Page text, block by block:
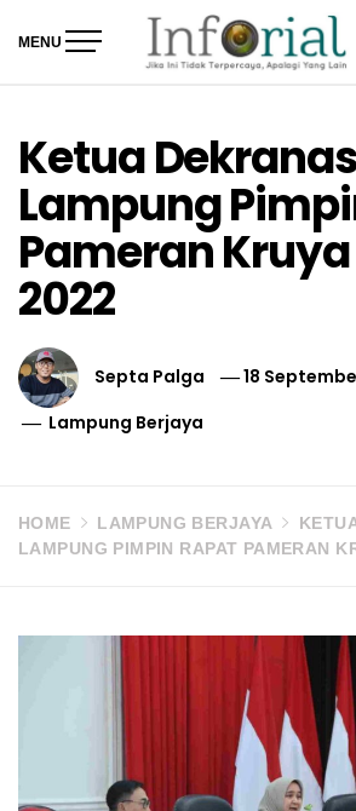
MENU
Ketua
Lampung
Pameran
2022
Septa Palga
18
Lampung Berjaya
HOME LAMPUNG BERJAYA
LAMPUNG PIMPIN RAPAT PAMERAN